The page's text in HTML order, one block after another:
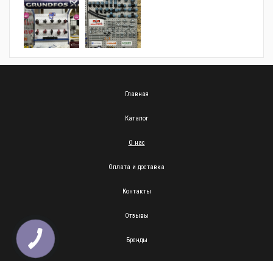
Главная
Каталог
О нас
Оплата и доставка
Контакты
Отзывы
Бренды